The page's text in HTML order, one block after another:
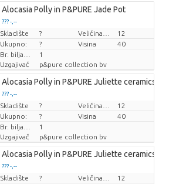
Alocasia Polly in P&PURE Jade Pot
??? -,--
Cijena po komadu
Skladište ?
12
Ukupno:
? Visina
40
1
Uzgajivač
p&pure collection bv
Alocasia Polly in P&PURE Juliette ceramics
??? -,--
Cijena po komadu
Skladište ?
12
Ukupno:
? Visina
40
1
Uzgajivač
p&pure collection bv
Alocasia Polly in P&PURE Juliette ceramics
??? -,--
Cijena po komadu
Skladište ?
12